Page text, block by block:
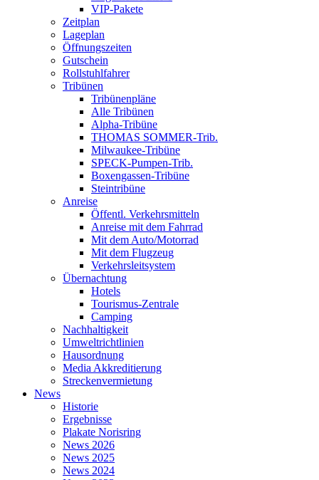
VIP-Pakete
Zeitplan
Lageplan
Öffnungszeiten
Gutschein
Rollstuhlfahrer
Tribünen
Tribünenpläne
Alle Tribünen
Alpha-Tribüne
THOMAS SOMMER-Trib.
Milwaukee-Tribüne
SPECK-Pumpen-Trib.
Boxengassen-Tribüne
Steintribüne
Anreise
Öffentl. Verkehrsmitteln
Anreise mit dem Fahrrad
Mit dem Auto/Motorrad
Mit dem Flugzeug
Verkehrsleitsystem
Übernachtung
Hotels
Tourismus-Zentrale
Camping
Nachhaltigkeit
Umweltrichtlinien
Hausordnung
Media Akkreditierung
Streckenvermietung
News
Historie
Ergebnisse
Plakate Norisring
News 2026
News 2025
News 2024